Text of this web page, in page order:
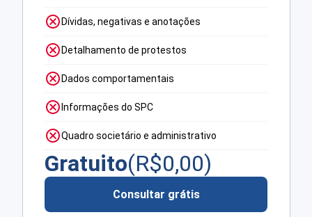
Dívidas, negativas e anotações
Detalhamento de protestos
Dados comportamentais
Informações do SPC
Quadro societário e administrativo
Gratuito(R$0,00)
Consultar grátis